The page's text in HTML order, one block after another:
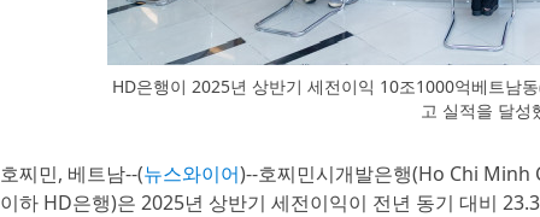
HD은행이 2025년 상반기 세전이익 10조1000억베트남
고 실적을 달성
호찌민, 베트남--(뉴스와이어)--호찌민시개발은행(Ho Chi
이하 HD은행)은 2025년 상반기 세전이익이 전년 동기 대비